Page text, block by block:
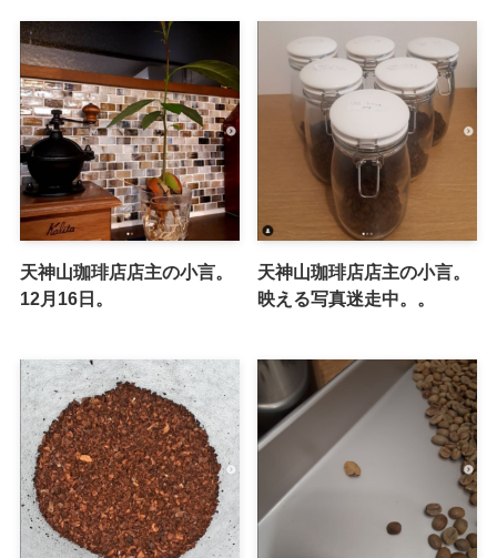
天神山珈琲店店主の小言。
12月16日。
天神山珈琲店店主の小言。
映える写真迷走中。。